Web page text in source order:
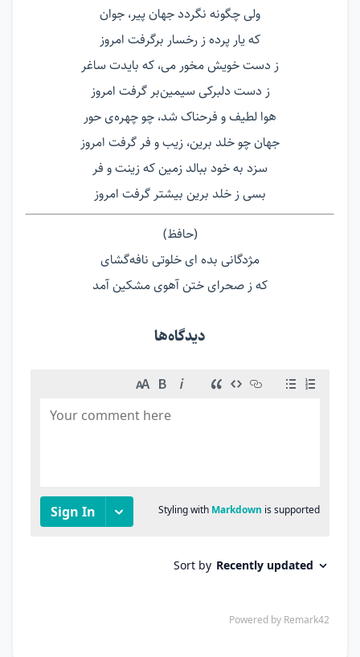
ولی چگونه نگردد جهان پیر، جوان
که یار پرده ز رخسار برگرفت امروز
ز دست خویش مخور می، که بایدت ساغر
ز دست دلبرکی سیمین‌بر گرفت امروز
هوا لطیف و فرحناک شد، چو چهره‌ی حور
جهان چو خلد برین، زیب و فر گرفت امروز
سزد به خود ببالد زمین كه زینت و فر
بسی ز خلد برین بیشتر گرفت امروز
(حافظ)
مژدگانی بده ای خلوتی نافه‌گشای
که ز صحرای ختن آهوی مشکین آمد
دیدگاه‌ها